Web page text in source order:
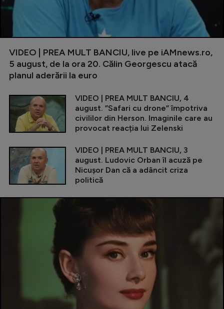
VIDEO | PREA MULT BANCIU, live pe iAMnews.ro,
5 august, de la ora 20. Călin Georgescu atacă
planul aderării la euro
VIDEO | PREA MULT BANCIU, 4
august. ”Safari cu drone” împotriva
civililor din Herson. Imaginile care au
provocat reacția lui Zelenski
VIDEO | PREA MULT BANCIU, 3
august. Ludovic Orban îl acuză pe
Nicușor Dan că a adâncit criza
politică